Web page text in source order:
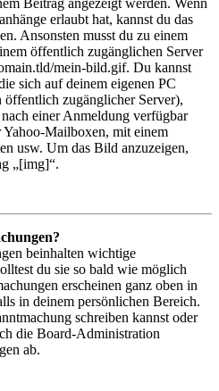
erlaubt hat, kannst du das
Ansonsten musst du zu einem
öffentlich zugänglichen Server
mein-bild.gif. Du kannst
sich auf deinem eigenen PC
öffentlich zugänglicher Server),
einer Anmeldung verfügbar
Mailboxen, mit einem
usw. Um das Bild anzuzeigen,
„[img]“.
beinhalten wichtige
du sie so bald wie möglich
erscheinen ganz oben in
in deinem persönlichen Bereich.
schreiben kannst oder
die Board-Administration
ab.